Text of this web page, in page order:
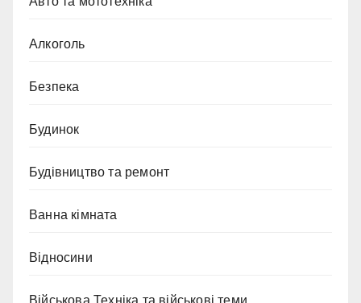
Алкоголь
Безпека
Будинок
Будівництво та ремонт
Ванна кімната
Відносини
Військова Техніка та військові теми